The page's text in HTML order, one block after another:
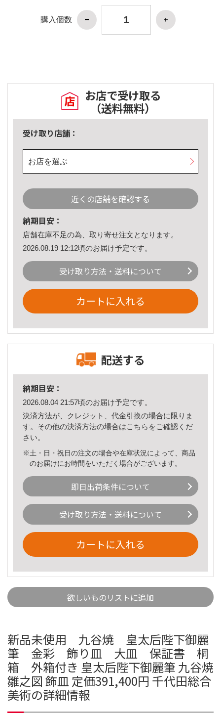
購入個数
お店で受け取る
（送料無料）
受け取り店舗：
お店を選ぶ
近くの店舗を確認する
納期目安：
店舗在庫不足の為、取り寄せ注文となります。
2026.08.19 12:12頃のお届け予定です。
受け取り方法・送料について
カートに入れる
配送する
納期目安：
2026.08.04 21:57頃のお届け予定です。
決済方法が、クレジット、代金引換の場合に限りま
す。その他の決済方法の場合はこちら をご確認くだ
さい。
※土・日・祝日の注文の場合や在庫状況によって、商品
のお届けにお時間をいただく場合がございます。
即日出荷条件について
受け取り方法・送料について
カートに入れる
欲しいものリストに追加
新品未使用 九谷焼 皇太后陛下御麗
筆 金彩 飾り皿 大皿 保証書 桐
箱 外箱付き 皇太后陛下御麗筆 九谷焼
雛之図 飾皿 定価391,400円 千代田総合
美術の詳細情報